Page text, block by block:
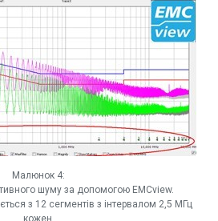
Малюнок 4:
шуму за допомогою EMCview.
з 12 сегментів з інтервалом 2,5 МГц
кожен.